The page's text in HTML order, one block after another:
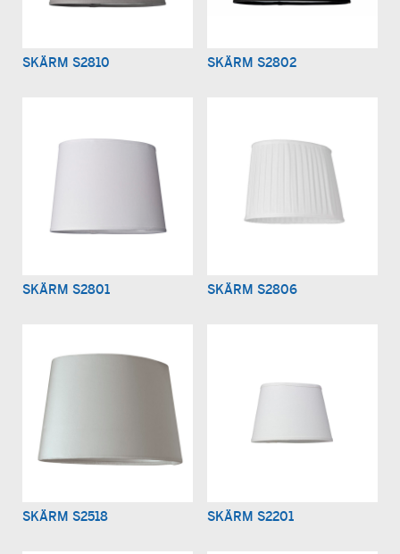
SKÄRM S2810 SKÄRM S2802
SKÄRM S2801 SKÄRM S2806
SKÄRM S2518 SKÄRM S2201